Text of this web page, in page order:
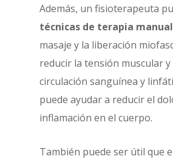
Además, un fisioterapeuta
técnicas de terapia
masaje y la liberación
reducir la tensión muscular
circulación sanguínea y
puede ayudar a reducir el
inflamación en el cuerpo.
También puede ser útil que